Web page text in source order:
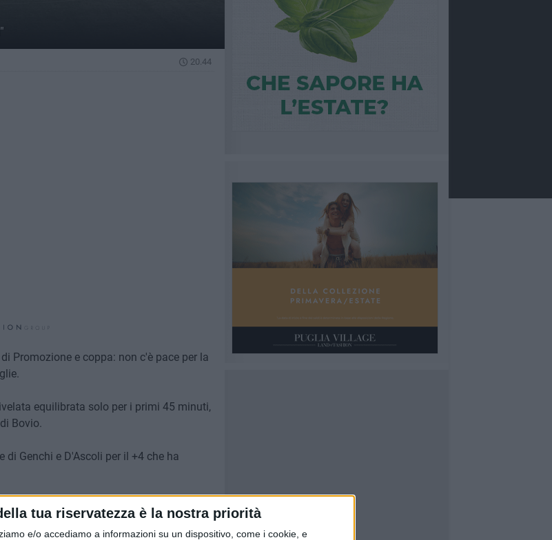
tua riservatezza è la nostra priorità
e/o accediamo a informazioni su un dispositivo, come i cookie, e
20.44
Promozione e coppa: non c'è pace per la
equilibrata solo per i primi 45 minuti,
Bovio.
Genchi e D'Ascoli per il +4 che ha
con 0 punti.